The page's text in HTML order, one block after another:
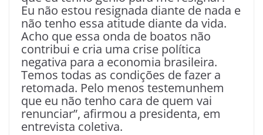
Eu não estou resignada diante de nada e
não tenho essa atitude diante da vida.
Acho que essa onda de boatos não
contribui e cria uma crise política
negativa para a economia brasileira.
Temos todas as condições de fazer a
retomada. Pelo menos testemunhem
que eu não tenho cara de quem vai
renunciar”, afirmou a presidenta, em
entrevista coletiva.